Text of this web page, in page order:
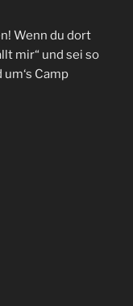
Wenn du dort
mir“ und sei so
Camp